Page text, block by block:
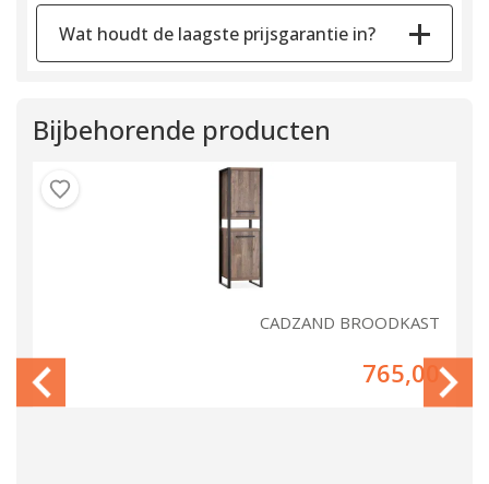
Wat houdt de laagste prijsgarantie in?
Bijbehorende producten
CADZAND BROODKAST
765,00